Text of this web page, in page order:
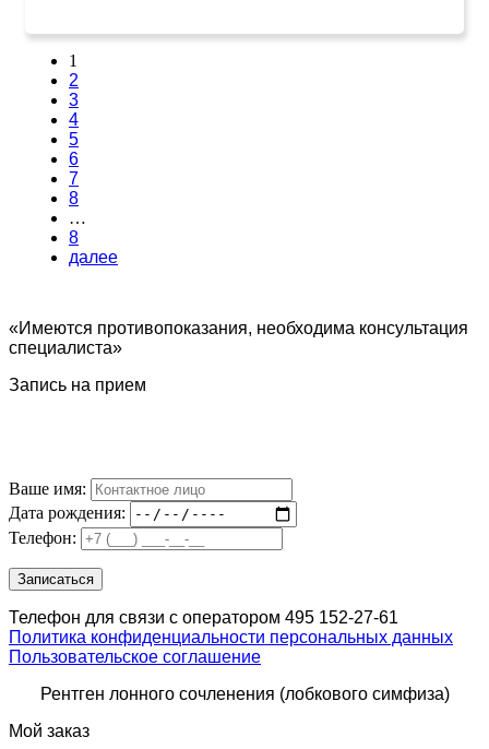
1
2
3
4
5
6
7
8
…
8
далее
«Имеются противопоказания, необходима консультация
специалиста»
Запись на прием
Ваше имя:
Дата рождения:
Телефон:
Телефон для связи с оператором 495 152-27-61
Политика конфиденциальности персональных данных
Пользовательское соглашение
Рентген лонного сочленения (лобкового симфиза)
Мой заказ